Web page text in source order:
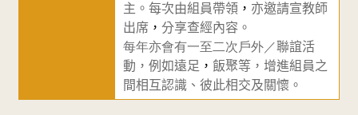
龍
主。每次由組員帶領 ， 亦邀請宣教師
出席 ， 分享查經內容。
每年亦會有一至二次戶外／聯誼活
動，例如遠足 ， 飯聚等，增進組員之
間相互認識、彼此相交及關懷。